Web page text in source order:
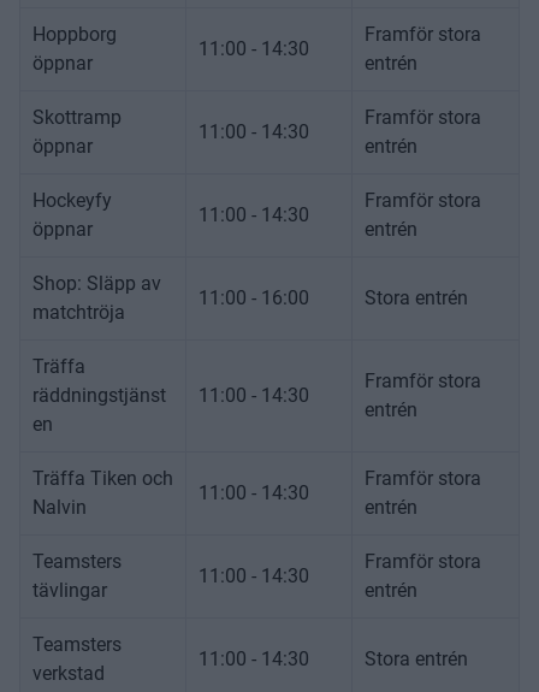
Hoppborg
öppnar
11:00 - 14:30
Framför stora
entrén
Skottramp
öppnar
11:00 - 14:30
Framför stora
entrén
Hockeyfy
öppnar
11:00 - 14:30
Framför stora
entrén
Shop: Släpp av
matchtröja
11:00 - 16:00 Stora entrén
Träffa
räddningstjänst
en
11:00 - 14:30
Framför stora
entrén
Träffa Tiken och
Nalvin
11:00 - 14:30
Framför stora
entrén
Teamsters
tävlingar
11:00 - 14:30
Framför stora
entrén
Teamsters
verkstad
11:00 - 14:30 Stora entrén